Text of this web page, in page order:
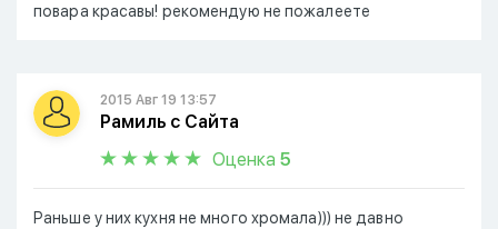
повара красавы! рекомендую не пожалеете
2015 Авг 19 13:57
Рамиль с Сайта
Оценка 5
Раньше у них кухня не много хромала))) не давно